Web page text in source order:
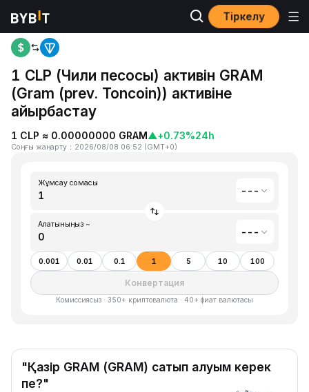
Тіркелу
Басты бет Чили песосы(CLP) to Gram (prev. Toncoin)(GRAM)
1 CLP (Чили песосы) активін GRAM
(Gram (prev. Toncoin)) активіне
айырбастау
1 CLP ≈ 0.00000000 GRAM▲+0.73%24h
Соңғы жаңарту ： 2026/08/08 06:52 (GMT+0)
Жұмсау сомасы
---
Алатыныңыз ~
---
0.001 0.01 0.1 1 5 10 100
Конвертация
Комиссиясыз · 350+ криптовалюта · 40+ фиат валютасы
"Қазір GRAM (GRAM) сатып алуым керек
пе?"